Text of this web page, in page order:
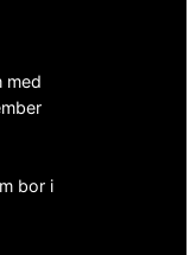
med
bor i